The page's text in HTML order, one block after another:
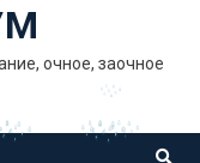
очное, заочное